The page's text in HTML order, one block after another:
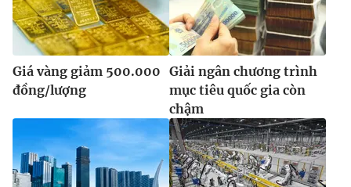
Giá vàng giảm 500.000
đồng/lượng
Giải ngân chương trình
mục tiêu quốc gia còn
chậm